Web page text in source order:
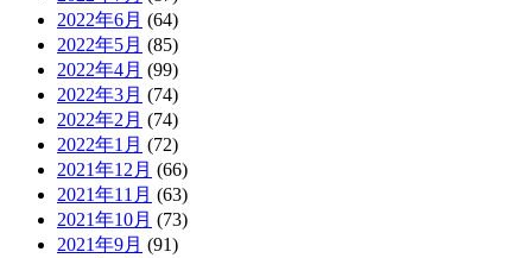
2022年6月 (64)
2022年5月 (85)
2022年4月 (99)
2022年3月 (74)
2022年2月 (74)
2022年1月 (72)
2021年12月 (66)
2021年11月 (63)
2021年10月 (73)
2021年9月 (91)